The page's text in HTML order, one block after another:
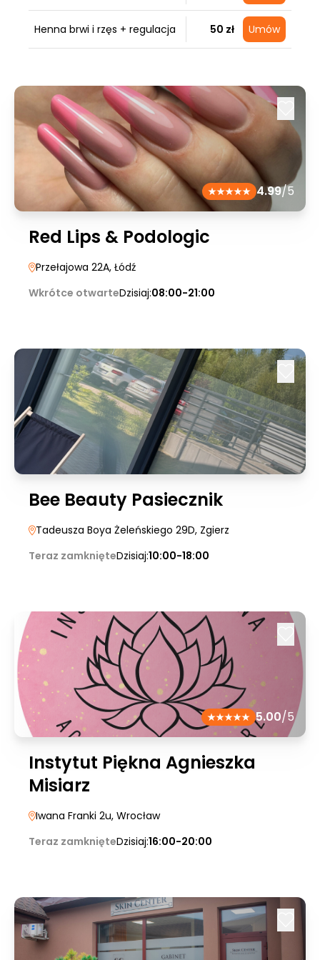
Henna brwi i rzęs + regulacja 50 zł Umów
4.99/5
Red Lips & Podologic
Przełajowa 22A, Łódź
Wkrótce otwarteDzisiaj:08:00-21:00
Bee Beauty Pasiecznik
Tadeusza Boya Żeleńskiego 29D, Zgierz
Teraz zamknięteDzisiaj:10:00-18:00
5.00/5
Instytut Piękna Agnieszka
Misiarz
Iwana Franki 2u, Wrocław
Teraz zamknięteDzisiaj:16:00-20:00